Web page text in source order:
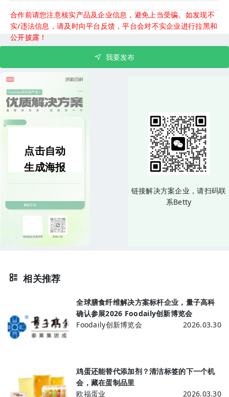
合作前请您注意核实产品及企业信息，避免上当受骗。如发现不
实/违法信息，请及时向平台反馈，平台会对不实企业进行拉黑和
公开披露！
我要发布
点击自动
生成海报
链接解决方案企业，请扫码联
系Betty
相关推荐
全球膳食纤维解决方案标杆企业，量子高科
确认参展2026 Foodaily创新博览会
Foodaily创新博览会
2026.03.30
鸡蛋还能替代添加剂？清洁标签的下一个机
会，藏在蛋制品里
欧福蛋业
2026.03.30